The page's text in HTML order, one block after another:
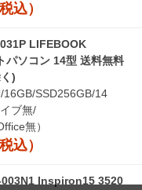
込）
LIFEBOOK
パソコン 14型 送料無料
)
16GB/SSD256GB/14
ブ無/
無）
込）
Inspiron15 3520